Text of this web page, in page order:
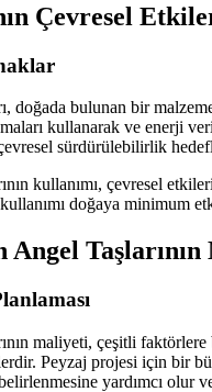
Çevresel
doğada bulunan bir
kullanarak ve enerji
sürdürülebilirlik
kullanımı, çevresel
doğaya minimum
Angel
maliyeti, çeşitli
Peyzaj projesi için bir
yardımcı olur ve